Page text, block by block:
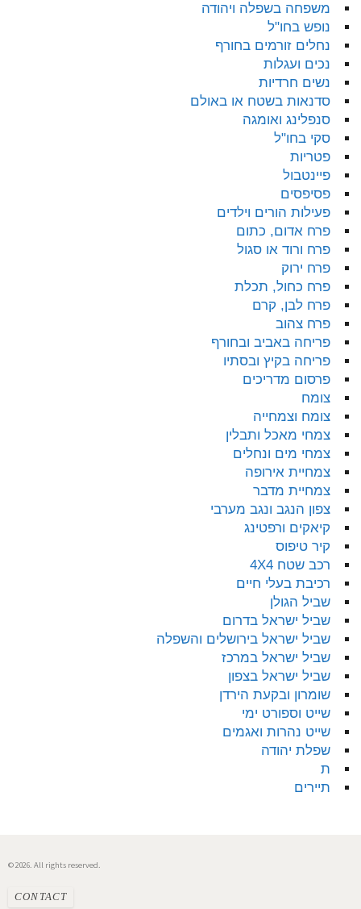
משפחה בשפלה ויהודה
נופש בחו"ל
נחלים זורמים בחורף
נכים ועגלות
נשים חרדיות
סדנאות בשטח או באולם
סנפלינג ואומגה
סקי בחו"ל
פטריות
פיינטבול
פסיפסים
פעילות הורים וילדים
פרח אדום, כתום
פרח ורוד או סגול
פרח ירוק
פרח כחול, תכלת
פרח לבן, קרם
פרח צהוב
פריחה באביב ובחורף
פריחה בקיץ ובסתיו
פרסום מדריכים
צומח
צומח וצמחייה
צמחי מאכל ותבלין
צמחי מים ונחלים
צמחיית אירופה
צמחיית מדבר
צפון הנגב ונגב מערבי
קיאקים ורפטינג
קיר טיפוס
רכב שטח 4X4
רכיבת בעלי חיים
שביל הגולן
שביל ישראל בדרום
שביל ישראל בירושלים והשפלה
שביל ישראל במרכז
שביל ישראל בצפון
שומרון ובקעת הירדן
שייט וספורט ימי
שייט נהרות ואגמים
שפלת יהודה
ת
תיירים
© 2026. All rights reserved.
CONTACT